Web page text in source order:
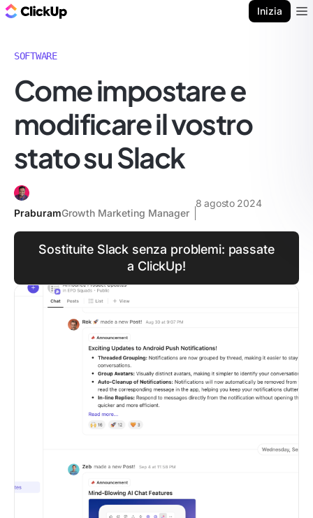
Inizia
SOFTWARE
Come impostare e
modificare il vostro
stato su Slack
PraburamGrowth Marketing Manager
8 agosto 2024
Sostituite Slack senza problemi: passate
a ClickUp!